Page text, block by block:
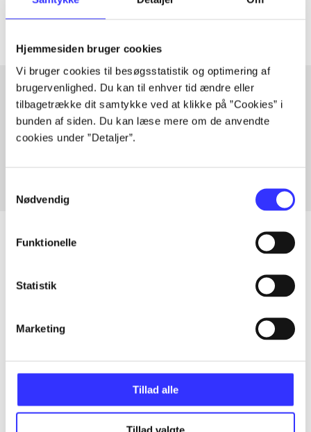
Hjemmesiden bruger cookies
Vi bruger cookies til besøgsstatistik og optimering af
brugervenlighed. Du kan til enhver tid ændre eller
tilbagetrække dit samtykke ved at klikke på ”Cookies” i
bunden af siden. Du kan læse mere om de anvendte
cookies under ”Detaljer”.
Nødvendig
Funktionelle
Statistik
Marketing
Tillad alle
Artikler med samme emner
Fra
Artikler